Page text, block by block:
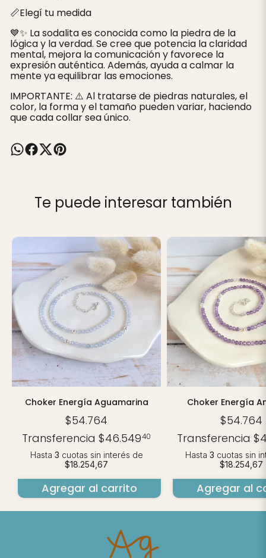
📏Elegí tu medida
💙✨ La sodalita es conocida como la piedra de la
lógica y la verdad. Se cree que potencia la claridad
mental, mejora la comunicación y favorece la
expresión auténtica. Además, ayuda a calmar la
mente ya equilibrar las emociones.
IMPORTANTE: ⚠️ Al tratarse de piedras naturales, el
color, la forma y el tamaño pueden variar, haciendo
que cada collar sea único.
Te puede interesar también
Choker Energía Aguamarina
$54.764
Transferencia$46.54940
Hasta 3 cuotas sin interés de
$18.254,67
Agregar al carrito
Choker Energía
$54.764
Transferencia
Hasta 3 cuotas sin
$18.254,67
Agregar al